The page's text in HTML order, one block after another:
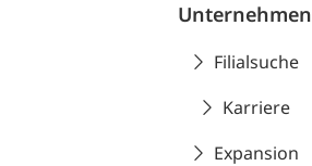
Unternehmen
Filialsuche
Karriere
Expansion